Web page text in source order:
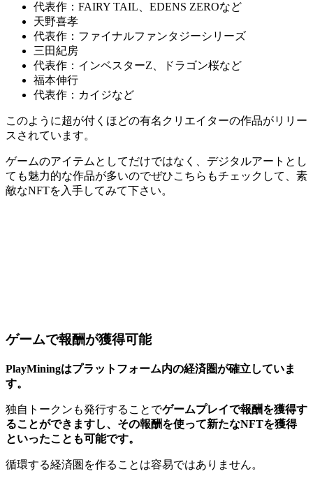
代表作：FAIRY TAIL、EDENS ZEROなど
天野喜孝
代表作：ファイナルファンタジーシリーズ
三田紀房
代表作：インベスターZ、ドラゴン桜など
福本伸行
代表作：カイジなど
このように超が付くほどの有名クリエイターの作品がリリー
スされています。
ゲームのアイテムとしてだけではなく、デジタルアートとし
ても魅力的な作品が多いのでぜひこちらもチェックして、素
敵なNFTを入手してみて下さい。
ゲームで報酬が獲得可能
PlayMiningはプラットフォーム内の経済圏が確立していま
す。
独自トークンも発行することでゲームプレイで報酬を獲得す
ることができますし、その報酬を使って新たなNFTを獲得
といったことも可能です。
循環する経済圏を作ることは容易ではありません。